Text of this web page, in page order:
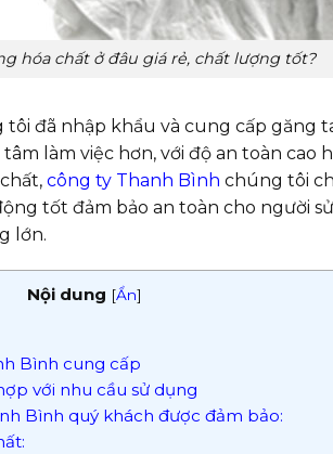
hóa chất ở đâu giá rẻ, chất lượng tốt?
đã nhập khẩu và cung cấp găng
làm việc hơn, với độ an toàn cao
công ty Thanh Bình chúng tôi
tốt đảm bảo an toàn cho người
lớn.
Nội dung [Ẩn]
Bình cung cấp
với nhu cầu sử dụng
Bình quý khách được đảm bảo: